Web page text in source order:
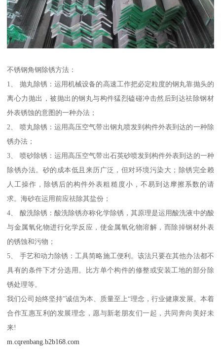
不锈钢角钢除锈方法：
1、 抛丸除锈：运用机械设备的高速工作把必定粒度的钢丸靠抛头的
离心力抛出，被抛出的钢丸与构件猛烈磕碰冲击然后到达祛除钢材
外表锈蚀的意图的一种办法；
2、 喷丸除锈：运用高压空气带出钢丸喷发到构件外表到达的一种除
锈办法；
3、 喷砂除锈：运用高压空气带出石英砂喷发到构件外表到达的一种
除锈办法。砂的成本低且来历广泛，但对环境污染大；除锈完全赖
人工操作，除锈后的构件外表粗糙度小，不易到达摩擦系数的请
求。海砂在运用前应祛除其盐份；
4、 酸洗除锈：酸洗除锈亦称化学除锈，其原理是运用酸洗液中的酸
与金属氧化物进行化学反应，使金属氧化物溶解，而除掉钢材外表
的锈蚀和污物；
5、 手艺和动力除锈：工具简略施工便利。该法只要在其他办法都不
具有的条件下才分选用。比方单个构件的修整或安装工地的部分除
锈处理等。
我们公司始终坚持”诚信为本、质量至上“理念，行业健康发展。本着
合作互惠互利的发展理念，愿与新老朋友们一起，共同奔向美好未
来!
m.cqrenbang.b2b168.com